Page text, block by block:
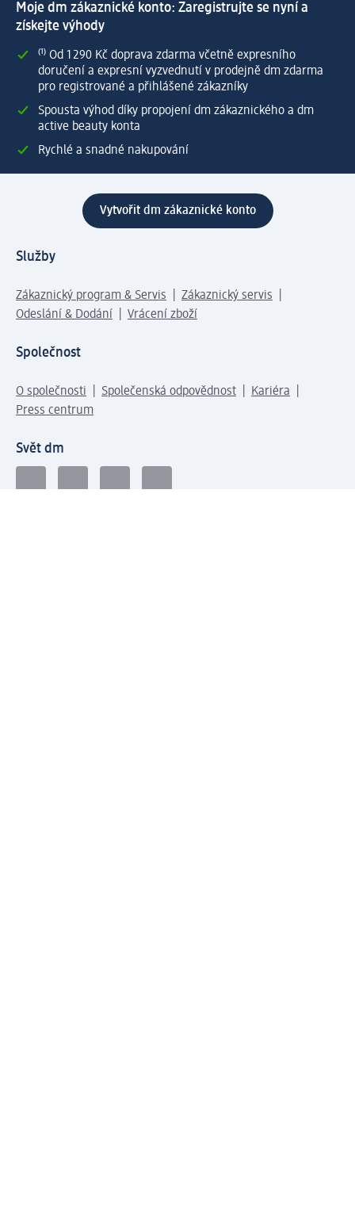
Moje dm zákaznické konto: Zaregistrujte se nyní a
získejte výhody
⁽¹⁾ Od 1 290 Kč doprava zdarma včetně expresního
doručení a expresní vyzvednutí v prodejně dm zdarma
pro registrované a přihlášené zákazníky
Spousta výhod díky propojení dm zákaznického a dm
active beauty konta
Rychlé a snadné nakupování
Vytvořit dm zákaznické konto
Služby
Zákaznický program & Servis
Zákaznický servis
Odeslání & Dodání
Vrácení zboží
Společnost
O společnosti Společenská odpovědnost
Kariéra
Press centrum
Svět dm